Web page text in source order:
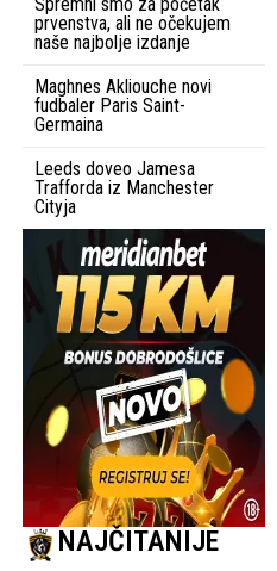
prvenstva, ali ne očekujem
naše najbolje izdanje
Maghnes Akliouche novi
fudbaler Paris Saint-
Germaina
Leeds doveo Jamesa
Trafforda iz Manchester
Cityja
NAJČITANIJE